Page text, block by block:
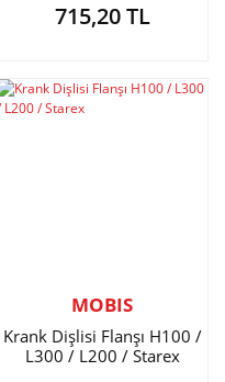
715,20 TL
MOBIS
Krank Dişlisi Flanşı H100 /
L300 / L200 / Starex